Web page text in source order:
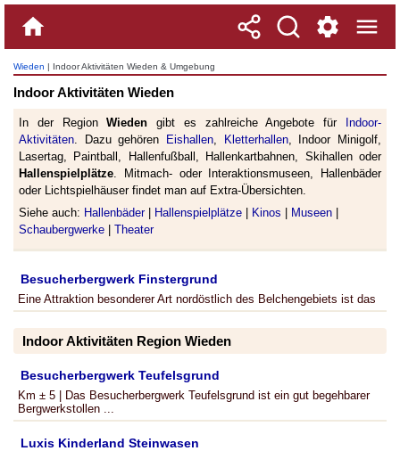
Wieden | Indoor Aktivitäten Wieden & Umgebung
Indoor Aktivitäten Wieden
In der RegionWieden gibt es zahlreiche Angebote für
Indoor-
Aktivitäten. Dazu gehören Eishallen, Kletterhallen, Indoor Minigolf,
Lasertag, Paintball, Hallenfußball, Hallenkartbahnen, Skihallen oder
Hallenspielplätze. Mitmach- oder Interaktionsmuseen, Hallenbäder
oder Lichtspielhäuser findet man auf Extra-Übersichten.
Siehe auch: Hallenbäder| Hallenspielplätze Kinos Museen
Schaubergwerke
Theater
Besucherbergwerk Finstergrund
Eine Attraktion besonderer Art nordöstlich des Belchengebiets ist das
Indoor Aktivitäten Region Wieden
Besucherbergwerk Teufelsgrund
Km ± 5 | Das Besucherbergwerk Teufelsgrund ist ein gut begehbarer
Bergwerkstollen ...
Luxis Kinderland Steinwasen